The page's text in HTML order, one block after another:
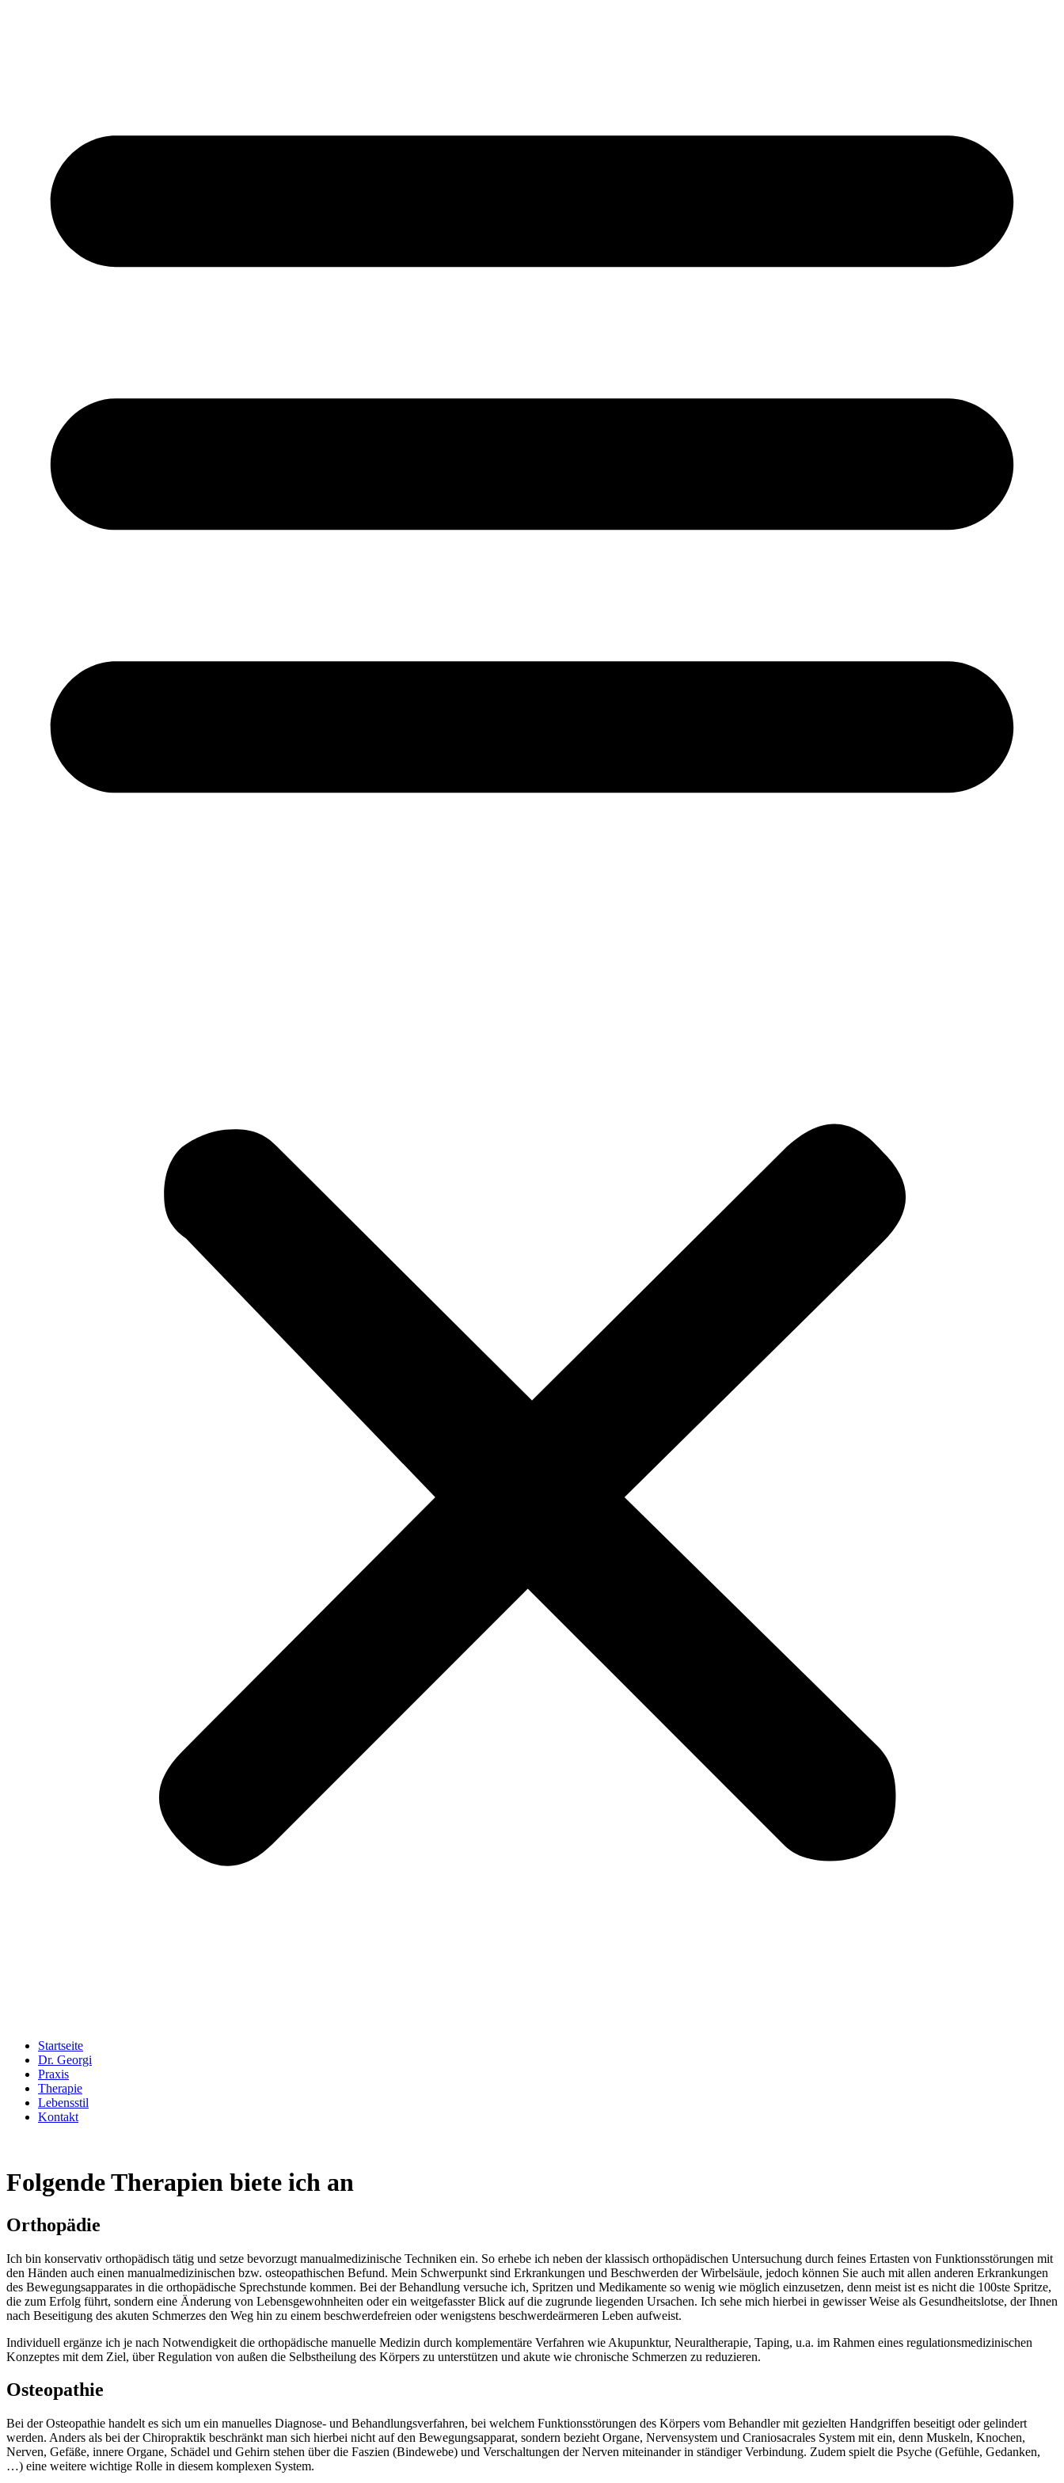
Startseite
Dr. Georgi
Praxis
Therapie
Lebensstil
Kontakt
Folgende Therapien biete ich an
Orthopädie
Ich bin konservativ orthopädisch tätig und setze bevorzugt manualmedizinische Techniken ein. So erhebe ich neben der klassisch orthopädischen Untersuchung durch feines Ertasten von Funktionsstörungen mit
den Händen auch einen manualmedizinischen bzw. osteopathischen Befund. Mein Schwerpunkt sind Erkrankungen und Beschwerden der Wirbelsäule, jedoch können Sie auch mit allen anderen Erkrankungen
des Bewegungsapparates in die orthopädische Sprechstunde kommen. Bei der Behandlung versuche ich, Spritzen und Medikamente so wenig wie möglich einzusetzen, denn meist ist es nicht die 100ste Spritze,
die zum Erfolg führt, sondern eine Änderung von Lebensgewohnheiten oder ein weitgefasster Blick auf die zugrunde liegenden Ursachen. Ich sehe mich hierbei in gewisser Weise als Gesundheitslotse, der Ihnen
nach Beseitigung des akuten Schmerzes den Weg hin zu einem beschwerdefreien oder wenigstens beschwerdeärmeren Leben aufweist.
Individuell ergänze ich je nach Notwendigkeit die orthopädische manuelle Medizin durch komplementäre Verfahren wie Akupunktur, Neuraltherapie, Taping, u.a. im Rahmen eines regulationsmedizinischen
Konzeptes mit dem Ziel, über Regulation von außen die Selbstheilung des Körpers zu unterstützen und akute wie chronische Schmerzen zu reduzieren.
Osteopathie
Bei der Osteopathie handelt es sich um ein manuelles Diagnose- und Behandlungsverfahren, bei welchem Funktionsstörungen des Körpers vom Behandler mit gezielten Handgriffen beseitigt oder gelindert
werden. Anders als bei der Chiropraktik beschränkt man sich hierbei nicht auf den Bewegungsapparat, sondern bezieht Organe, Nervensystem und Craniosacrales System mit ein, denn Muskeln, Knochen,
Nerven, Gefäße, innere Organe, Schädel und Gehirn stehen über die Faszien (Bindewebe) und Verschaltungen der Nerven miteinander in ständiger Verbindung. Zudem spielt die Psyche (Gefühle, Gedanken,
…) eine weitere wichtige Rolle in diesem komplexen System.